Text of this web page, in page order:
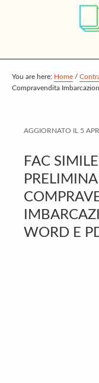
p
t
o
a
n
c
o
t
p
t
o
r
m
a
r
s
p
t
o
o
t
e
r
You are here: Home /
Compravendita
AGGIORNATO IL 5
FAC
WORD E